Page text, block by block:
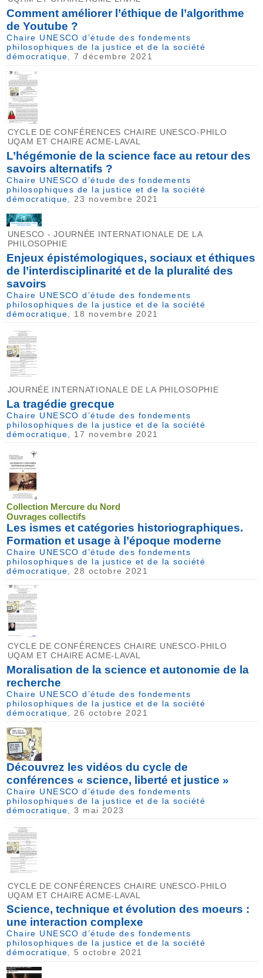
Comment améliorer l’éthique de l’algorithme
de Youtube ?
Chaire UNESCO d’étude des fondements
philosophiques de la justice et de la société
démocratique , 7 décembre 2021
CYCLE DE CONFÉRENCES CHAIRE UNESCO-PHILO
UQAM ET CHAIRE ACME-LAVAL
L’hégémonie de la science face au retour des
savoirs alternatifs ?
Chaire UNESCO d’étude des fondements
philosophiques de la justice et de la société
démocratique , 23 novembre 2021
UNESCO - JOURNÉE INTERNATIONALE DE LA
PHILOSOPHIE
Enjeux épistémologiques, sociaux et éthiques
de l’interdisciplinarité et de la pluralité des
savoirs
Chaire UNESCO d’étude des fondements
philosophiques de la justice et de la société
démocratique , 18 novembre 2021
JOURNÉE INTERNATIONALE DE LA PHILOSOPHIE
La tragédie grecque
Chaire UNESCO d’étude des fondements
philosophiques de la justice et de la société
démocratique , 17 novembre 2021
Collection Mercure du Nord
Ouvrages collectifs
Les ismes et catégories historiographiques.
Formation et usage à l’époque moderne
Chaire UNESCO d’étude des fondements
philosophiques de la justice et de la société
démocratique , 28 octobre 2021
CYCLE DE CONFÉRENCES CHAIRE UNESCO-PHILO
UQAM ET CHAIRE ACME-LAVAL
Moralisation de la science et autonomie de la
recherche
Chaire UNESCO d’étude des fondements
philosophiques de la justice et de la société
démocratique , 26 octobre 2021
Découvrez les vidéos du cycle de
conférences « science, liberté et justice »
Chaire UNESCO d’étude des fondements
philosophiques de la justice et de la société
démocratique , 3 mai 2023
CYCLE DE CONFÉRENCES CHAIRE UNESCO-PHILO
UQAM ET CHAIRE ACME-LAVAL
Science, technique et évolution des moeurs :
une interaction complexe
Chaire UNESCO d’étude des fondements
philosophiques de la justice et de la société
démocratique, 5 octobre 2021